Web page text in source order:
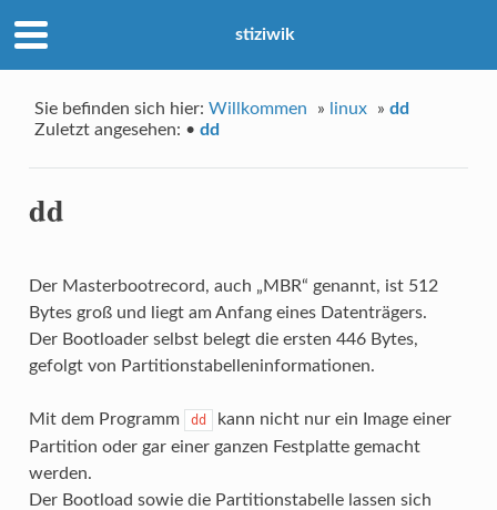
stiziwik
Sie befinden sich hier:Willkommen » linux »dd
Zuletzt angesehen: • dd
dd
Der Masterbootrecord, auch „MBR“ genannt, ist 512
Bytes groß und liegt am Anfang eines Datenträgers.
Der Bootloader selbst belegt die ersten 446 Bytes,
gefolgt von Partitionstabelleninformationen.
Mit dem Programm dd
kann nicht nur ein Image einer
Partition oder gar einer ganzen Festplatte gemacht
werden.
Der Bootload sowie die Partitionstabelle lassen sich